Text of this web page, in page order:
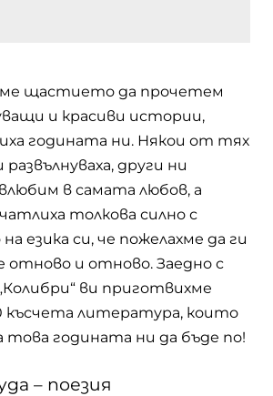
щастието да прочетем
и красиви истории,
годината ни. Някои от тях
развълнуваха, други ни
влюбим в самата любов, а
толкова силно с
езика си, че пожелахме да ги
отново и отново. Заедно с
ви приготвихме
късчета литература, които
това годината ни да бъде по!
– поезия